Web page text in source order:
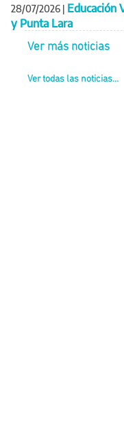
28/07/2026 | Educación
y Punta Lara
Ver más noticias
Ver todas las noticias...